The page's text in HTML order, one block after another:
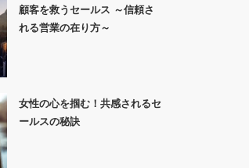
顧客を救うセールス ～信頼さ
れる営業の在り方～
女性の心を掴む！共感されるセ
ールスの秘訣